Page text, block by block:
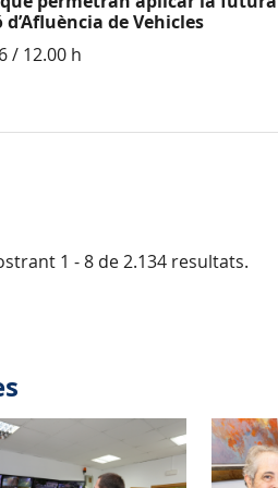
d’Afluència de Vehicles
/ 12.00 h
1 - 8 de 2.134 resultats.